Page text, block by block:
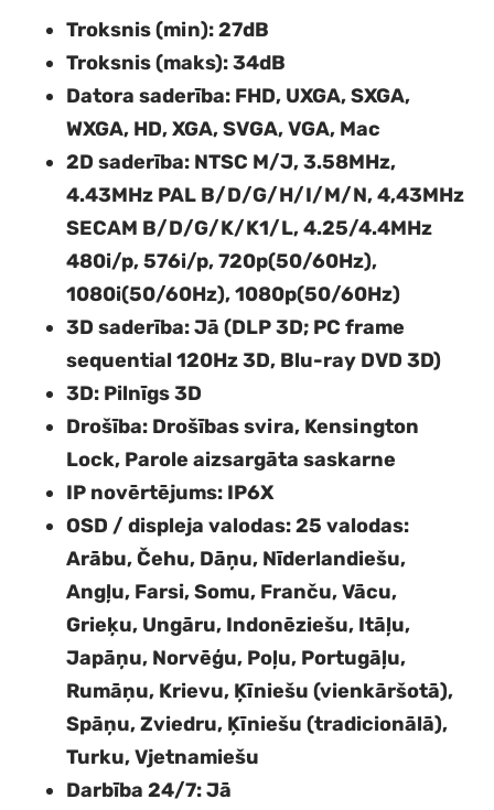
Troksnis (min): 27dB
Troksnis (maks): 34dB
Datora saderība: FHD, UXGA, SXGA,
WXGA, HD, XGA, SVGA, VGA, Mac
2D saderība: NTSC M/J, 3.58MHz,
4.43MHz PAL B/D/G/H/I/M/N, 4,43MHz
SECAM B/D/G/K/K1/L, 4.25/4.4MHz
480i/p, 576i/p, 720p(50/60Hz),
1080i(50/60Hz), 1080p(50/60Hz)
3D saderība: Jā (DLP 3D; PC frame
sequential 120Hz 3D, Blu-ray DVD 3D)
3D: Pilnīgs 3D
Drošība: Drošības svira, Kensington
Lock, Parole aizsargāta saskarne
IP novērtējums: IP6X
OSD / displeja valodas: 25 valodas:
Arābu, Čehu, Dāņu, Nīderlandiešu,
Angļu, Farsi, Somu, Franču, Vācu,
Grieķu, Ungāru, Indonēziešu, Itāļu,
Japāņu, Norvēģu, Poļu, Portugāļu,
Rumāņu, Krievu, Ķīniešu (vienkāršotā),
Spāņu, Zviedru, Ķīniešu (tradicionālā),
Turku, Vjetnamiešu
Darbība 24/7: Jā